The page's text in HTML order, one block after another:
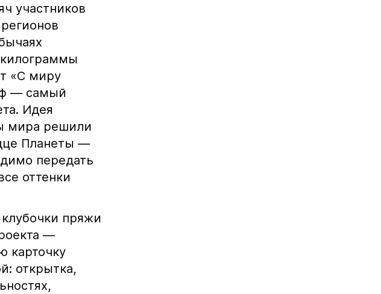
участников
«С миру
— самый
Идея
мира решили
Планеты —
передать
оттенки
пряжи
—
карточку
открытка,